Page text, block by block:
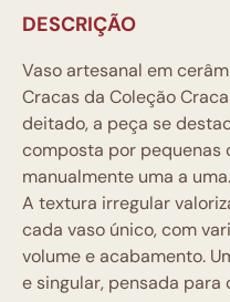
DESCRIÇÃO
Vaso artesanal em
Cracas da Coleção
deitado, a peça se
composta por pequenas
manualmente uma a uma.
A textura irregular
cada vaso único, com
volume e acabamento.
e singular, pensada